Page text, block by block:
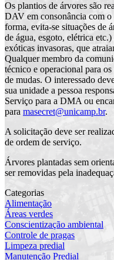
Os plantios de árvores são
DAV em consonância com
forma, evita-se situações de
de água, esgoto, elétrica
exóticas invasoras, que
Qualquer membro da
técnico e operacional para
de mudas. O interessado
sua unidade a pessoa
Serviço para a DMA ou
para masecret@unicamp.br.
A solicitação deve ser
de ordem de serviço.
Árvores plantadas sem
ser removidas pela
Categorias
Alimentação
Áreas verdes
Conscientização ambiental
Controle de pragas
Limpeza predial
Manutenção Predial